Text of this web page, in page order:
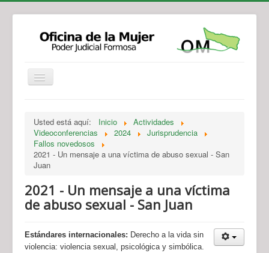
Legislación
Novedades
Recursos y Servicios de Atención
Usted está aquí: Inicio
Actividades
Videoconferencias
2024
Jurisprudencia
Fallos novedosos
2021 - Un mensaje a una víctima de abuso sexual - San
Juan
2021 - Un mensaje a una víctima
de abuso sexual - San Juan
Estándares internacionales: Derecho a la vida sin
violencia: violencia sexual, psicológica y simbólica.